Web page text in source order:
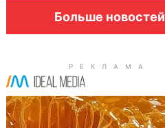
Больше новостей